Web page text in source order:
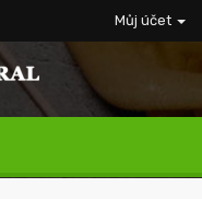
Můj účet